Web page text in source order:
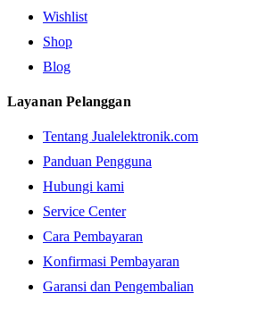
Wishlist
Shop
Blog
Layanan Pelanggan
Tentang Jualelektronik.com
Panduan Pengguna
Hubungi kami
Service Center
Cara Pembayaran
Konfirmasi Pembayaran
Garansi dan Pengembalian